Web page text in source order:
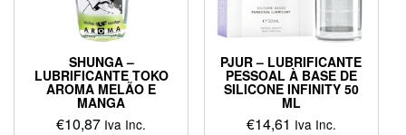
SHUNGA –
LUBRIFICANTE TOKO
AROMA MELÃO E
MANGA
€10,87 Iva Inc.
PJUR – LUBRIFICANTE
PESSOAL À BASE DE
SILICONE INFINITY 50
ML
€14,61 Iva Inc.